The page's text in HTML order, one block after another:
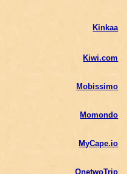
Kinkaa
Kiwi.com
Mobissimo
Momondo
MyCape.io
OnetwoTrip